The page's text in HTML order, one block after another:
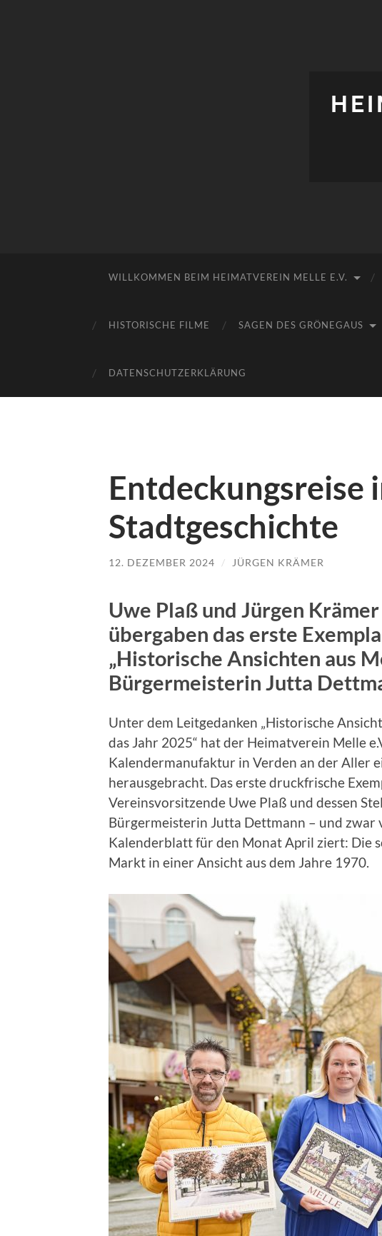
WILLKOMMEN BEIM HEIMATVEREIN MELLE E.V.
HISTORISCHE FILME SAGEN DES GRÖNEGAUS
DATENSCHUTZERKLÄRUNG
Entdeckungsreise
Stadtgeschichte
12. DEZEMBER 2024 / JÜRGEN KRÄMER
Uwe Plaß und Jürgen
übergaben das erste
„Historische Ansichten aus
Bürgermeisterin Jutta
Unter dem Leitgedanken „Historische
das Jahr 2025“ hat der Heimatverein Melle
Kalendermanufaktur in Verden an der Aller
herausgebracht. Das erste druckfrische
Vereinsvorsitzende Uwe Plaß und dessen
Bürgermeisterin Jutta Dettmann – und zwar
Kalenderblatt für den Monat April ziert: Die
Markt in einer Ansicht aus dem Jahre 1970.